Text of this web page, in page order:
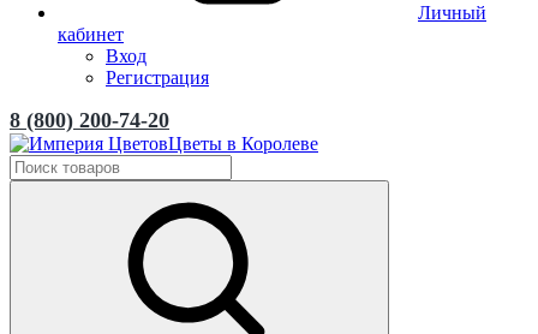
Личный
кабинет
Вход
Регистрация
8 (800) 200-74-20
Цветы в Королеве